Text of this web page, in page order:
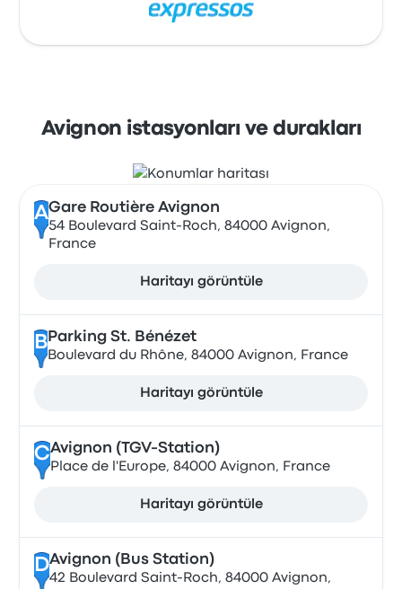
Avignon istasyonları ve durakları
AGare Routière Avignon
54 Boulevard Saint-Roch, 84000 Avignon,
France
Haritayı görüntüle
B Parking St. Bénézet
Boulevard du Rhône, 84000 Avignon, France
Haritayı görüntüle
CAvignon (TGV-Station)
Place de l'Europe, 84000 Avignon, France
Haritayı görüntüle
DAvignon (Bus Station)
42 Boulevard Saint-Roch, 84000 Avignon,